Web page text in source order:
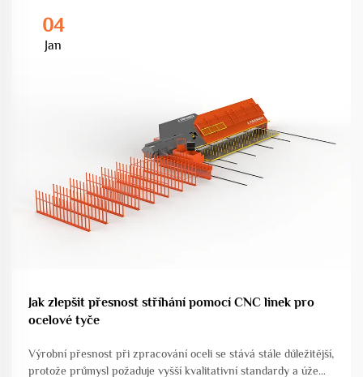
04
Jan
Jak zlepšit přesnost stříhání pomocí CNC linek pro
ocelové tyče
Výrobní přesnost při zpracování oceli se stává stále důležitější,
protože průmysl požaduje vyšší kvalitativní standardy a úže